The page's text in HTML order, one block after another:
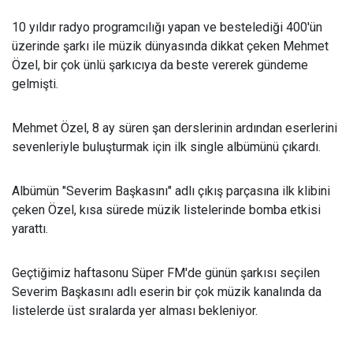
10 yıldır radyo programcılığı yapan ve bestelediği 400'ün
üzerinde şarkı ile müzik dünyasında dikkat çeken Mehmet
Özel, bir çok ünlü şarkıcıya da beste vererek gündeme
gelmişti.
Mehmet Özel, 8 ay süren şan derslerinin ardından eserlerini
sevenleriyle buluşturmak için ilk single albümünü çıkardı.
Albümün "Severim Başkasını" adlı çıkış parçasına ilk klibini
çeken Özel, kısa sürede müzik listelerinde bomba etkisi
yarattı.
Geçtiğimiz haftasonu Süper FM'de günün şarkısı seçilen
Severim Başkasını adlı eserin bir çok müzik kanalında da
listelerde üst sıralarda yer alması bekleniyor.